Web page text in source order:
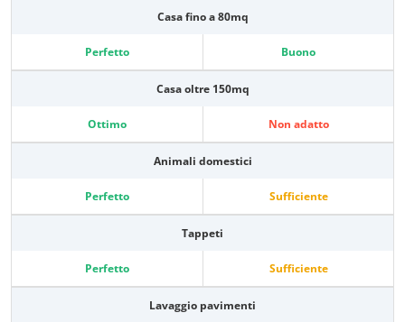
Casa fino a 80mq
Perfetto Buono
Casa oltre 150mq
Ottimo Non adatto
Animali domestici
Perfetto Sufficiente
Tappeti
Perfetto Sufficiente
Lavaggio pavimenti